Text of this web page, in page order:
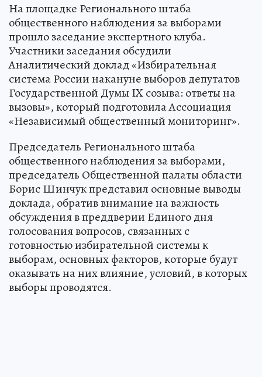
На площадке Регионального штаба
общественного наблюдения за выборами
прошло заседание экспертного клуба.
Участники заседания обсудили
Аналитический доклад «Избирательная
система России накануне выборов депутатов
Государственной Думы IX созыва: ответы на
вызовы», который подготовила Ассоциация
«Независимый общественный мониторинг».
Председатель Регионального штаба
общественного наблюдения за выборами,
председатель Общественной палаты области
Борис Шинчук представил основные выводы
доклада, обратив внимание на важность
обсуждения в преддверии Единого дня
голосования вопросов, связанных с
готовностью избирательной системы к
выборам, основных факторов, которые будут
оказывать на них влияние, условий, в которых
выборы проводятся.